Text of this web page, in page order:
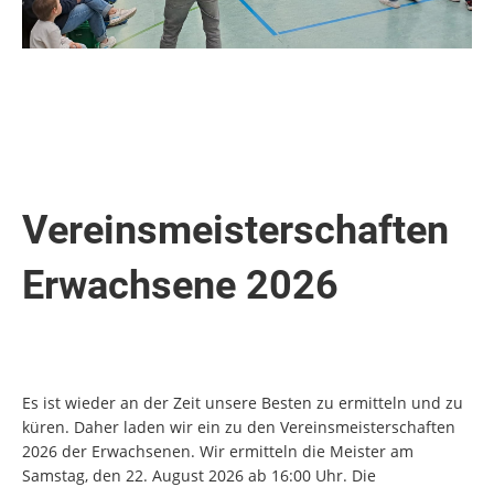
Vereinsmeisterschaften
Erwachsene 2026
Es ist wieder an der Zeit unsere Besten zu ermitteln und zu
küren. Daher laden wir ein zu den Vereinsmeisterschaften
2026 der Erwachsenen. Wir ermitteln die Meister am
Samstag, den 22. August 2026 ab 16:00 Uhr. Die